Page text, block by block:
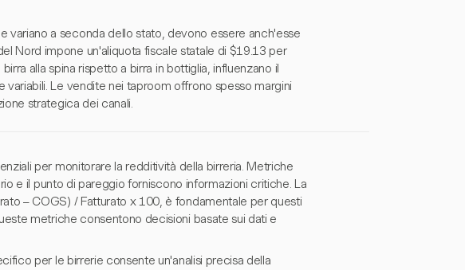
variano a seconda dello stato, devono essere anch'esse
Nord impone un'aliquota fiscale statale di $19.13 per
alla spina rispetto a birra in bottiglia, influenzano il
Le vendite nei taproom offrono spesso margini
strategica dei canali.
per monitorare la redditività della birreria. Metriche
e il punto di pareggio forniscono informazioni critiche. La
– COGS) / Fatturato x 100, è fondamentale per questi
metriche consentono decisioni basate sui dati e
per le birrerie consente un'analisi precisa della